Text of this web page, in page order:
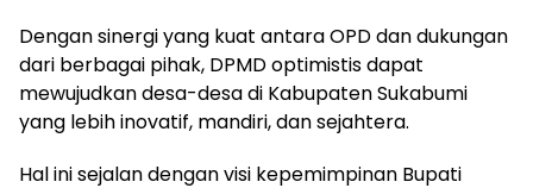
Dengan sinergi yang kuat antara OPD dan dukungan
dari berbagai pihak, DPMD optimistis dapat
mewujudkan desa-desa di Kabupaten Sukabumi
yang lebih inovatif, mandiri, dan sejahtera.
Hal ini sejalan dengan visi kepemimpinan Bupati